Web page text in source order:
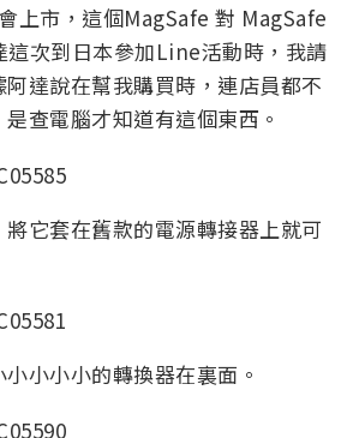
上市，這個MagSafe 對 MagSafe
這次到日本參加Line活動時，我請
達說在幫我購買時，連店員都不
查電腦才知道有這個東西。
它套在舊款的電源轉接器上就可
小小小的轉換器在裏面。